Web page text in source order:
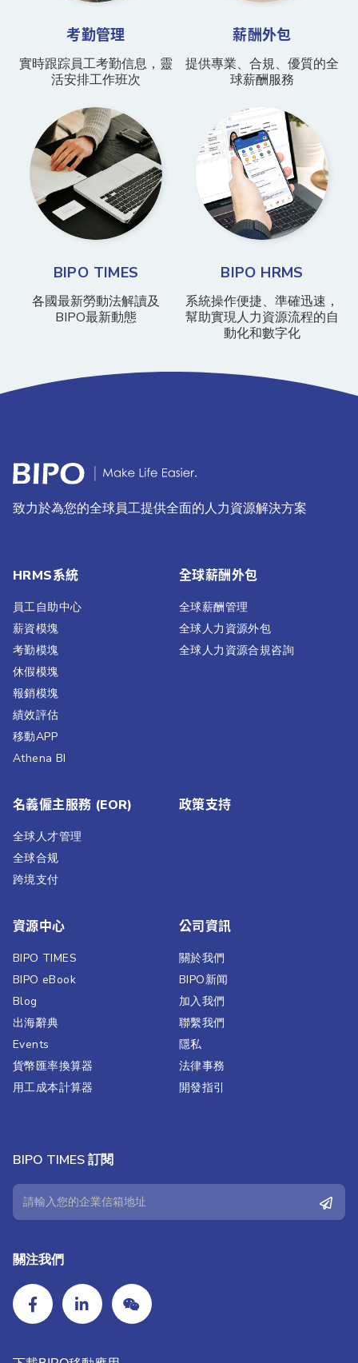
考勤管理
實時跟踪員工考勤信息，靈
活安排工作班次
薪酬外包
提供專業、合規、優質的全
球薪酬服務
BIPO TIMES
各國最新勞動法解讀及
BIPO最新動態
BIPO HRMS
系統操作便捷、準確迅速，
幫助實現人力資源流程的自
動化和數字化
致力於為您的全球員工提供全面的人力資源解決方案
HRMS系統
員工自助中心
薪資模塊
考勤模塊
休假模塊
報銷模塊
績效評估​
移動APP
Athena BI
全球薪酬外包
全球薪酬管理
全球人力資源外包
全球人力資源合規咨詢
名義僱主服務 (EOR)
全球人才管理
全球合规
跨境支付
政策支持
資源中心
BIPO TIMES
BIPO eBook
Blog
出海辭典
Events
貨幣匯率換算器
用工成本計算器
公司資訊
關於我們
BIPO新闻​
加入我們
聯繫我們​
隱私
法律事務
開發指引
BIPO TIMES 訂閱
關注我們